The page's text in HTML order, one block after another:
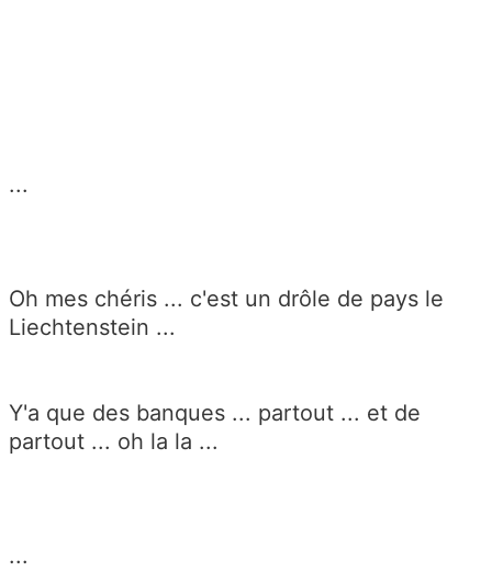
...
Oh mes chéris ... c'est un drôle de pays le
Liechtenstein ...
Y'a que des banques ... partout ... et de
partout ... oh la la ...
...